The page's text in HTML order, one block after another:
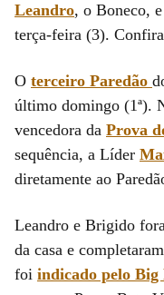
Leandro, o Boneco,
terça-feira (3).
O terceiro Paredão
último domingo (1ª).
vencedora da Prova
sequência, a Líder
diretamente ao
Leandro e Brigido
da casa e
foi indicado pelo Big